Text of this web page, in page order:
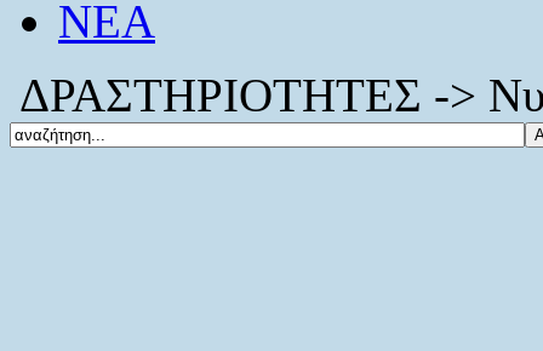
ΝΕΑ
ΔΡΑΣΤΗΡΙΟΤΗΤΕΣ ->